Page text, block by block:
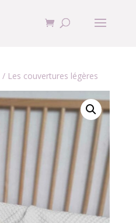
/ Les couvertures légères